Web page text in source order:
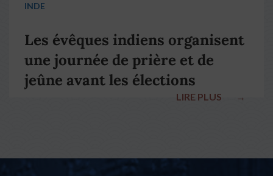
INDE
Les évêques indiens organisent
une journée de prière et de
jeûne avant les élections
LIRE PLUS →